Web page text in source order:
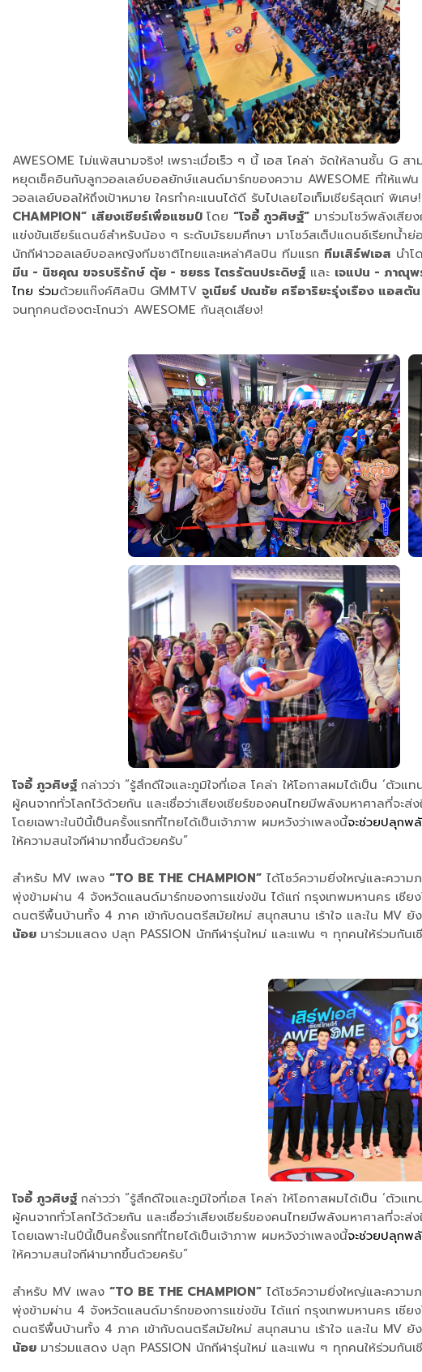
AWESOME ไม่แพ้สนามจริง! เพราะเมื่อเร็ว ๆ นี้ เอส โคล่า จัดให้ลานชั้น
หยุดเช็คอินกับลูกวอลเลย์บอลยักษ์แลนด์มาร์กของความ AWESOME ที่ให้แฟ
วอลเลย์บอลให้ถึงเป้าหมาย ใครทำคะแนนได้ดี รับไปเลยไอเท็มเชียร์สุดเท่ พิ
CHAMPION” เสียงเชียร์เพื่อแชมป์ โดย “โจอี้ ภูวศิษฐ์” มาร่วมโชว์พลังเสี
แข่งขันเชียร์แดนซ์สำหรับน้อง ๆ ระดับมัธยมศึกษา มาโชว์สเต็ปแดนซ์เรียกน้
นักกีฬาวอลเลย์บอลหญิงทีมชาติไทยและเหล่าศิลปิน ทีมแรก ทีมเสิร์ฟเอส นำ
มีน - นิชคุณ ขจรบริรักษ์ ตุ้ย - ชยธร ไตรรัตนประดิษฐ์และ เจแปน - ภาณุ
ไทย ร่วมด้วยแก๊งค์ศิลปิน GMMTV จูเนียร์ ปณชัย ศรีอาริยะรุ่งเรือง แอสตั
จนทุกคนต้องตะโกนว่า AWESOME กันสุดเสียง!
โจอี้ ภูวศิษฐ์กล่าวว่า “รู้สึกดีใจและภูมิใจที่เอส โคล่า ให้โอกาสผมได้เป็น ‘ตัว
ผู้คนจากทั่วโลกไว้ด้วยกัน และเชื่อว่าเสียงเชียร์ของคนไทยมีพลังมหาศาลที่จ
โดยเฉพาะในปีนี้เป็นครั้งแรกที่ไทยได้เป็นเจ้าภาพ ผมหวังว่าเพลงนี้จะช่วยปลุกพ
ให้ความสนใจกีฬามากขึ้นด้วยครับ”
สำหรับ MV เพลง “TO BE THE CHAMPION” ได้โชว์ความยิ่งใหญ่และความ
พุ่งข้ามผ่าน 4 จังหวัดแลนด์มาร์กของการแข่งขัน ได้แก่ กรุงเทพมหานคร เชี
ดนตรีพื้นบ้านทั้ง 4 ภาค เข้ากับดนตรีสมัยใหม่ สนุกสนาน เร้าใจ และใน MV
น้อย มาร่วมแสดง ปลุก PASSION นักกีฬารุ่นใหม่ และแฟน ๆ ทุกคนให้ร่วมกัน
โจอี้ ภูวศิษฐ์กล่าวว่า “รู้สึกดีใจและภูมิใจที่เอส โคล่า ให้โอกาสผมได้เป็น ‘ตัว
ผู้คนจากทั่วโลกไว้ด้วยกัน และเชื่อว่าเสียงเชียร์ของคนไทยมีพลังมหาศาลที่จ
โดยเฉพาะในปีนี้เป็นครั้งแรกที่ไทยได้เป็นเจ้าภาพ ผมหวังว่าเพลงนี้จะช่วยปลุกพ
ให้ความสนใจกีฬามากขึ้นด้วยครับ”
สำหรับ MV เพลง “TO BE THE CHAMPION” ได้โชว์ความยิ่งใหญ่และความ
พุ่งข้ามผ่าน 4 จังหวัดแลนด์มาร์กของการแข่งขัน ได้แก่ กรุงเทพมหานคร เชี
ดนตรีพื้นบ้านทั้ง 4 ภาค เข้ากับดนตรีสมัยใหม่ สนุกสนาน เร้าใจ และใน MV
น้อย มาร่วมแสดง ปลุก PASSION นักกีฬารุ่นใหม่ และแฟน ๆ ทุกคนให้ร่วมกัน